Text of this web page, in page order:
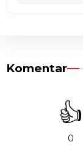
Komentar
👍
0